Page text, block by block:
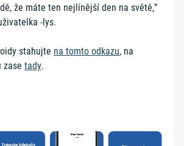
že máte ten nejlínější den na světě,”
-lys.
stahujte na tomto odkazu, na
zase tady.